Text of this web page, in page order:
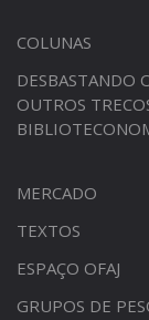
COLUNAS
DESBASTANDO
OUTROS
MERCADO
TEXTOS
ESPAÇO OFAJ
GRUPOS DE